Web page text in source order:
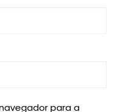
para a